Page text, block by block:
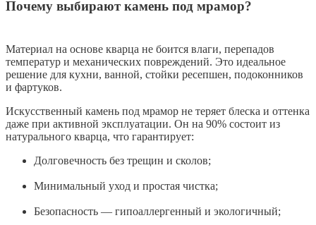
Почему выбирают камень под мрамор?
Материал на основе кварца не боится влаги, перепадов
температур и механических повреждений. Это идеальное
решение для кухни, ванной, стойки ресепшен, подоконников
и фартуков.
Искусственный камень под мрамор не теряет блеска и оттенка
даже при активной эксплуатации. Он на 90% состоит из
натурального кварца, что гарантирует:
Долговечность без трещин и сколов;
Минимальный уход и простая чистка;
Безопасность — гипоаллергенный и экологичный;